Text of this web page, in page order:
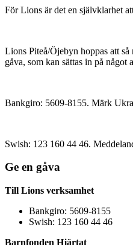
För Lions är det en självklarhet
Lions Piteå/Öjebyn hoppas att
gåva, som kan sättas in på något
Bankgiro: 5609-8155. Märk
Swish: 123 160 44 46.
Ge en gåva
Till Lions verksamhet
Bankgiro: 5609-8155
Swish: 123 160 44 46
Barnfonden Hjärtat